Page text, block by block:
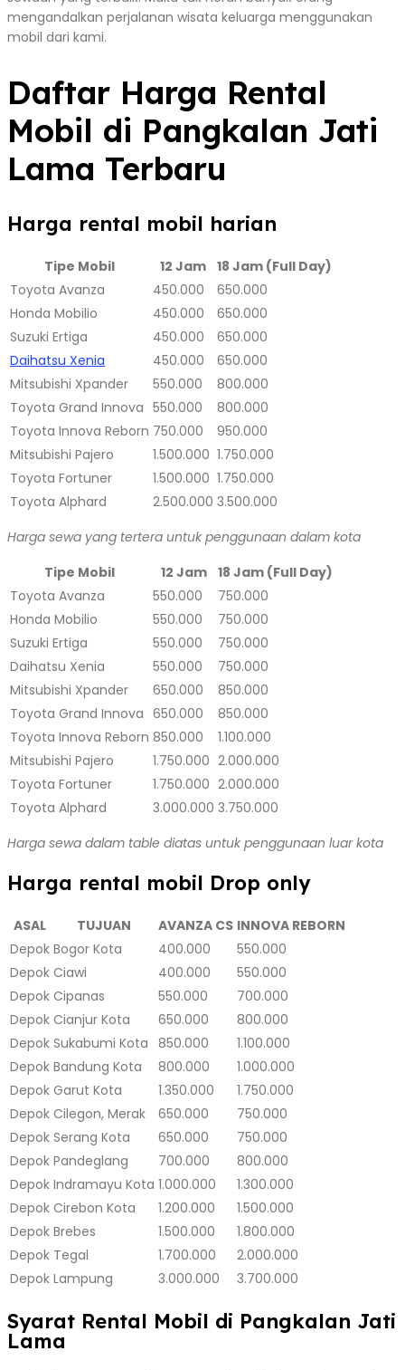
mengandalkan perjalanan wisata keluarga menggunakan
mobil dari kami.
Daftar Harga Rental
Mobil di Pangkalan Jati
Lama Terbaru
Harga rental mobil harian
Tipe Mobil 12 Jam 18 Jam (Full Day)
Toyota Avanza
450.000
650.000
Honda Mobilio
450.000
650.000
Suzuki Ertiga
450.000
650.000
Daihatsu Xenia
450.000
650.000
Mitsubishi Xpander
550.000
800.000
Toyota Grand Innova 550.000
800.000
Toyota Innova Reborn 750.000
950.000
Mitsubishi Pajero
1.500.000 1.750.000
Toyota Fortuner
1.500.000 1.750.000
Toyota Alphard
2.500.000 3.500.000
Harga sewa yang tertera untuk penggunaan dalam kota
Tipe Mobil
12 Jam
18 Jam (Full Day)
Toyota Avanza
550.000
750.000
Honda Mobilio
550.000
750.000
Suzuki Ertiga
550.000
750.000
Daihatsu Xenia
550.000
750.000
Mitsubishi Xpander
650.000
850.000
Toyota Grand Innova 650.000
850.000
Toyota Innova Reborn 850.000
1.100.000
Mitsubishi Pajero
1.750.000 2.000.000
Toyota Fortuner
1.750.000 2.000.000
Toyota Alphard
3.000.000 3.750.000
Harga sewa dalam table diatas untuk penggunaan luar kota
Harga rental mobil Drop only
ASAL TUJUAN AVANZA CS INNOVA REBORN
Depok Bogor Kota 400.000
550.000
Depok Ciawi 400.000
550.000
Depok Cipanas 550.000
700.000
Depok Cianjur Kota 650.000
800.000
Depok Sukabumi Kota 850.000
1.100.000
Depok Bandung Kota 800.000
1.000.000
Depok Garut Kota 1.350.000
1.750.000
Depok Cilegon, Merak 650.000
750.000
Depok Serang Kota 650.000
750.000
Depok Pandeglang 700.000
800.000
Depok Indramayu Kota 1.000.000
1.300.000
Depok Cirebon Kota 1.200.000
1.500.000
Depok Brebes 1.500.000
1.800.000
Depok Tegal 1.700.000
2.000.000
Depok Lampung 3.000.000 3.700.000
Syarat Rental Mobil di Pangkalan Jati
Lama